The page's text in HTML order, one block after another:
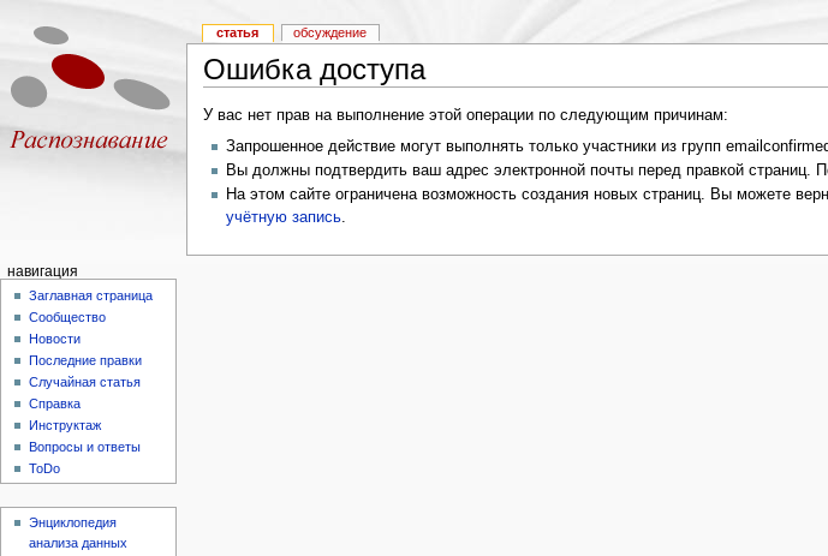
Ошибка доступа
У вас нет прав на выполнение этой операции по следующим причинам:
Запрошенное действие могут выполнять только участники из групп
Вы должны подтвердить ваш адрес электронной почты перед правкой страниц.
На этом сайте ограничена возможность создания новых страниц. Вы можете
учётную запись.
статья обсуждение
навигация
Заглавная страница
Сообщество
Новости
Последние правки
Случайная статья
Справка
Инструктаж
Вопросы и ответы
ToDo
Энциклопедия
анализа данных